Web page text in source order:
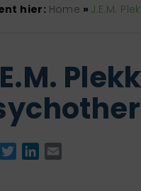
hier: Home » J.E.M.
Facebook
TwitterLinkedIn